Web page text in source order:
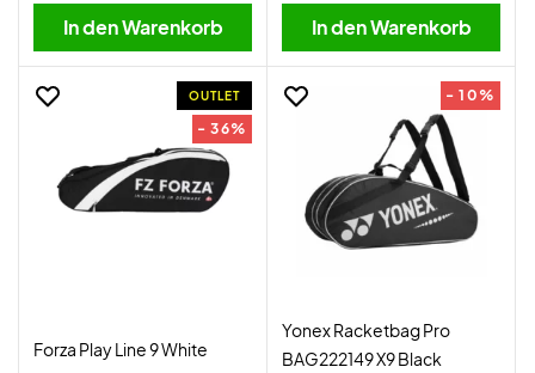
In den Warenkorb In den Warenkorb
OUTLET
- 36%
Forza Play Line 9 White
- 10%
Yonex Racketbag Pro
BAG222149 X9 Black